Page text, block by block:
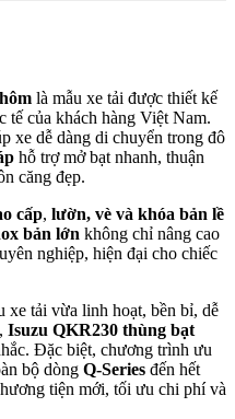
là mẫu xe tải được thiết kế
tế của khách hàng Việt Nam.
xe dễ dàng di chuyển trong đô
hỗ trợ mở bạt nhanh, thuận
căng đẹp.
cấp, lườn, vè và khóa bản lề
bản lớn không chỉ nâng cao
nghiệp, hiện đại cho chiếc
xe tải vừa linh hoạt, bền bỉ, dễ
Isuzu QKR230 thùng bạt
Đặc biệt, chương trình ưu
bộ dòng Q-Series đến hết
tiện mới, tối ưu chi phí và